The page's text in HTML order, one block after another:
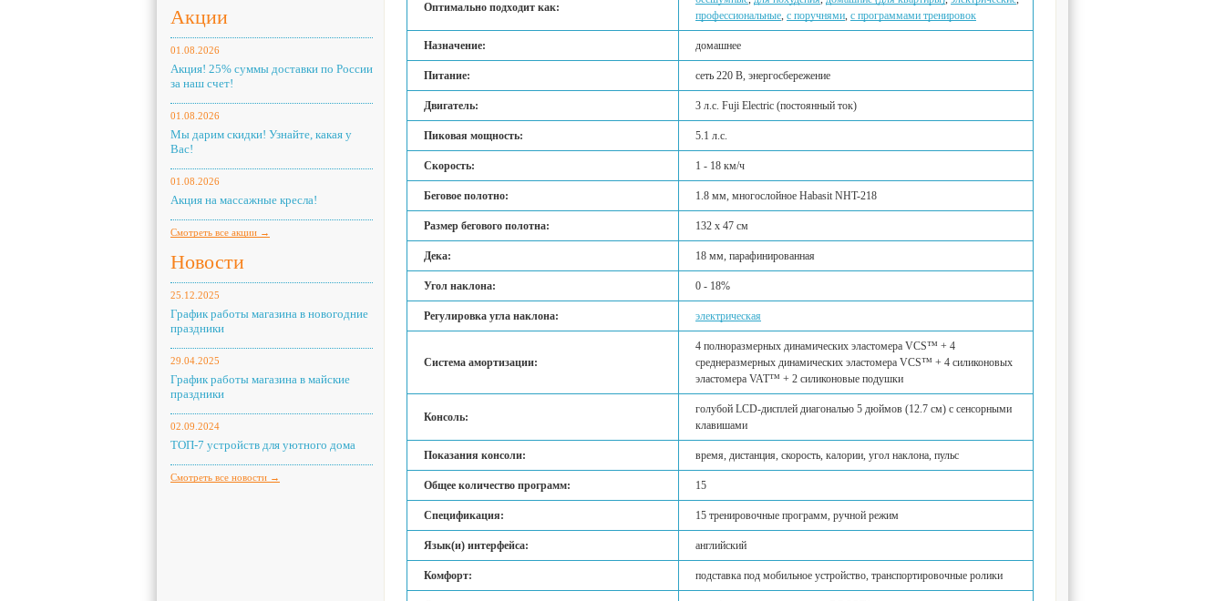
Акции
01.08.2026
Акция! 25% суммы доставки по России
за наш счет!
01.08.2026
Мы дарим скидки! Узнайте, какая у
Вас!
01.08.2026
Акция на массажные кресла!
Смотреть все акции →
Новости
25.12.2025
График работы магазина в новогодние
праздники
29.04.2025
График работы магазина в майские
праздники
02.09.2024
ТОП-7 устройств для уютного дома
Смотреть все новости →
Оптимально подходит как:
профессиональные, с поручнями, с программами тренировок
Назначение: домашнее
Питание: сеть 220 В, энергосбережение
Двигатель: 3 л.с. Fuji Electric (постоянный ток)
Пиковая мощность: 5.1 л.с.
Скорость: 1 - 18 км/ч
Беговое полотно: 1.8 мм, многослойное Habasit NНT-218
Размер бегового полотна: 132 х 47 см
Дека: 18 мм, парафинированная
Угол наклона: 0 - 18%
Регулировка угла наклона: электрическая
Система амортизации:
4 полноразмерных динамических эластомера VCS™ + 4
среднеразмерных динамических эластомера VCS™ + 4 силиконовых
эластомера VAT™ + 2 силиконовые подушки
Консоль:
голубой LCD-дисплей диагональю 5 дюймов (12.7 см) c сенсорными
клавишами
Показания консоли: время, дистанция, скорость, калории, угол наклона, пульс
Общее количество программ: 15
Спецификация: 15 тренировочные программ, ручной режим
Язык(и) интерфейса: английский
Комфорт: подставка под мобильное устройство, транспортировочные ролики